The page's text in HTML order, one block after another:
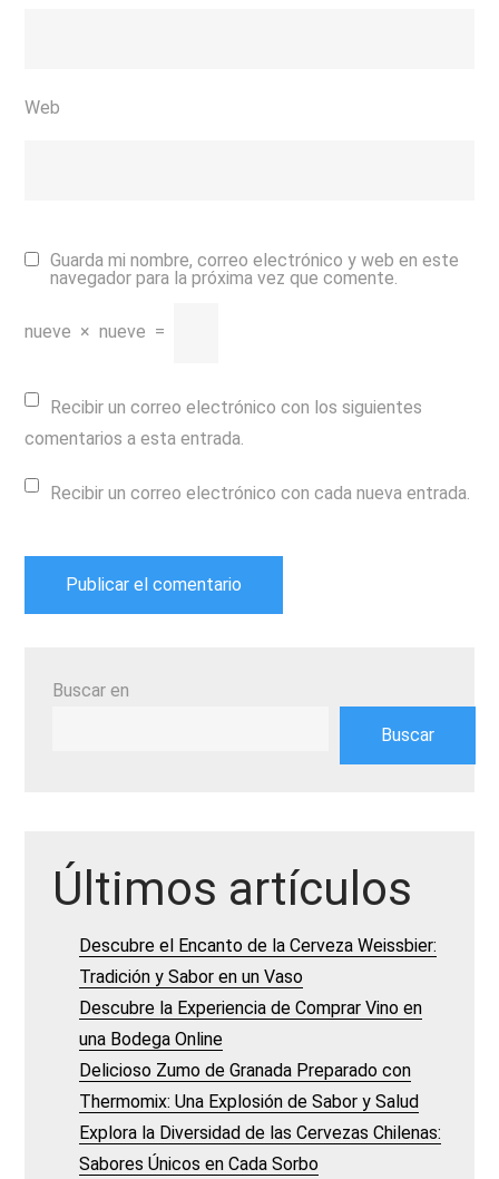
Web
Guarda mi nombre, correo electrónico y web en este
navegador para la próxima vez que comente.
nueve × nueve =
Recibir un correo electrónico con los siguientes
comentarios a esta entrada.
Recibir un correo electrónico con cada nueva entrada.
Buscar en
Buscar
Últimos artículos
Descubre el Encanto de la Cerveza Weissbier:
Tradición y Sabor en un Vaso
Descubre la Experiencia de Comprar Vino en
una Bodega Online
Delicioso Zumo de Granada Preparado con
Thermomix: Una Explosión de Sabor y Salud
Explora la Diversidad de las Cervezas Chilenas:
Sabores Únicos en Cada Sorbo